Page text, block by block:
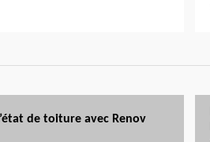
de toiture avec Renov